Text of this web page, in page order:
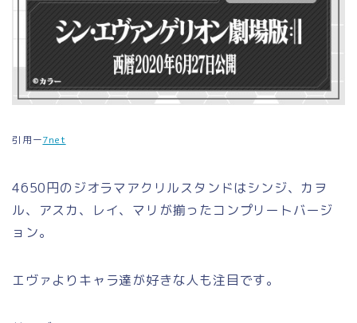
引用ー7net
4650円のジオラマアクリルスタンドはシンジ、カヲ
ル、アスカ、レイ、マリが揃ったコンプリートバージ
ョン。
エヴァよりキャラ達が好きな人も注目です。